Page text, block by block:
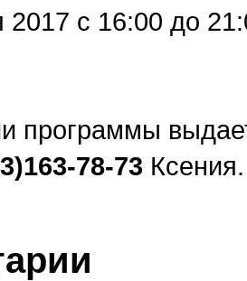
2017 с 16:00 до
программы
78-73 Ксения.